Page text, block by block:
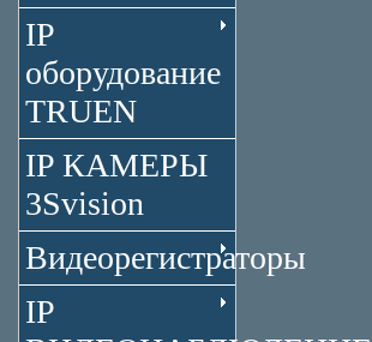
IP
оборудование
TRUEN
IP КАМЕРЫ
3Svision
Видеорегистраторы
IP